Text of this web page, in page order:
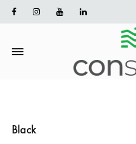
FacebookInstagramYoutubeLinkedin
Black